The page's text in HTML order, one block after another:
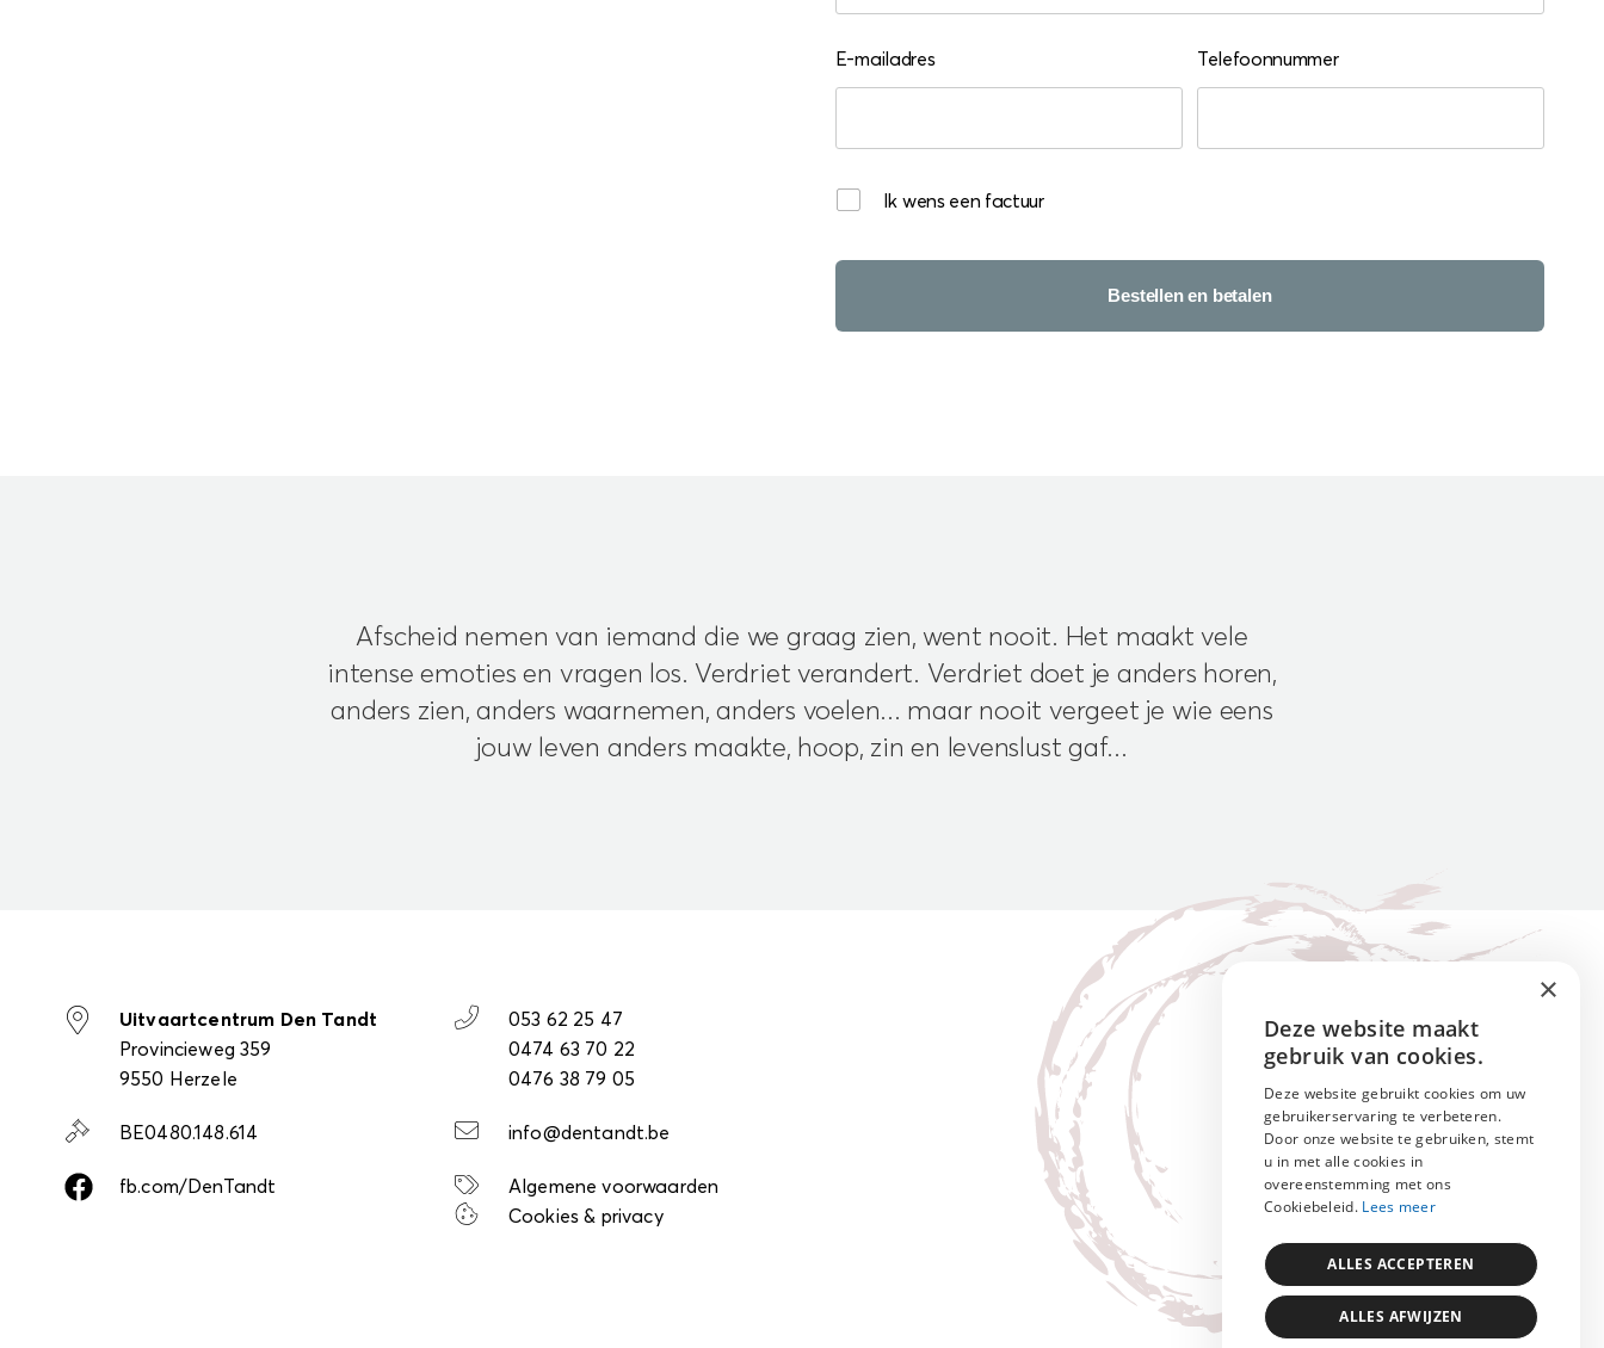
E-mailadres Telefoonnummer
Ik wens een factuur
Bestellen en betalen
Afscheid nemen van iemand die we graag zien, went nooit. Het maakt vele
intense emoties en vragen los. Verdriet verandert. Verdriet doet je anders horen,
anders zien, anders waarnemen, anders voelen... maar nooit vergeet je wie eens
jouw leven anders maakte, hoop, zin en levenslust gaf...
Uitvaartcentrum Den Tandt
Provincieweg 359
9550 Herzele
BE0480.148.614
fb.com/DenTandt
053 62 25 47
0474 63 70 22
0476 38 79 05
info@dentandt.be
Algemene voorwaarden
Cookies & privacy
ENGLISH
FRANÇAIS
×
Deze website maakt
gebruik van cookies.
Deze website gebruikt cookies om uw
gebruikerservaring te verbeteren.
Door onze website te gebruiken, stemt
u in met alle cookies in
overeenstemming met ons
Cookiebeleid. Lees meer
ALLES ACCEPTEREN
ALLES AFWIJZEN